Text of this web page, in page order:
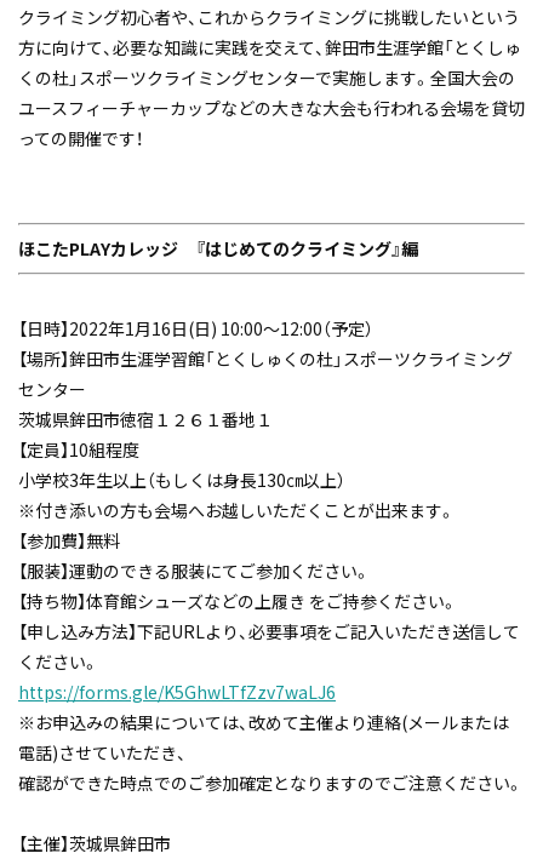
クライミング初心者や、これからクライミングに挑戦したいという
方に向けて、必要な知識に実践を交えて、鉾田市生涯学館「とくしゅ
くの杜」スポーツクライミングセンターで実施します。全国大会の
ユースフィーチャーカップなどの大きな大会も行われる会場を貸切
っての開催です！
ほこたPLAYカレッジ 『はじめてのクライミング』編
【日時】2022年1月16日(日) 10:00～12:00（予定）
【場所】鉾田市生涯学習館「とくしゅくの杜」スポーツクライミング
センター
茨城県鉾田市徳宿１２６１番地１
【定員】10組程度
小学校3年生以上（もしくは身長130㎝以上）
※付き添いの方も会場へお越しいただくことが出来ます。
【参加費】無料
【服装】運動のできる服装にてご参加ください。
【持ち物】体育館シューズなどの上履き をご持参ください。
【申し込み方法】下記URLより、必要事項をご記入いただき送信して
ください。
https://forms.gle/K5GhwLTfZzv7waLJ6
※お申込みの結果については、改めて主催より連絡(メールまたは
電話)させていただき、
確認ができた時点でのご参加確定となりますのでご注意ください。
【主催】茨城県鉾田市